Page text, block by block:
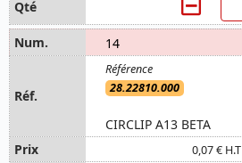
14
28.22810.000
CIRCLIP A13 BETA
0,07 € H.T